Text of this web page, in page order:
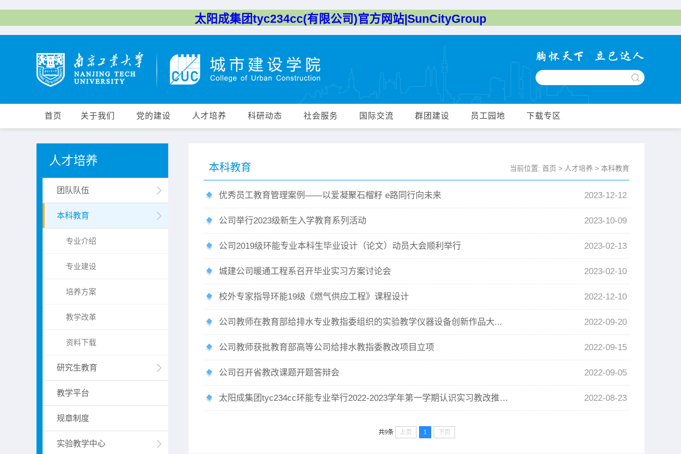
太阳成集团tyc234cc(有限公司)官方网站|SunCityGroup
首页 关于我们 党的建设 人才培养 科研动态 社会服务 国际交流 群团建设 员工园地 下载专区
人才培养
团队队伍
本科教育
专业介绍
专业建设
培养方案
教学改革
资料下载
研究生教育
教学平台
规章制度
实验教学中心
本科教育 当前位置: 首页 > 人才培养 > 本科教育
优秀员工教育管理案例——以爱凝聚石榴籽 e路同行向未来 2023-12-12
公司举行2023级新生入学教育系列活动 2023-10-09
公司2019级环能专业本科生毕业设计（论文）动员大会顺利举行 2023-02-13
城建公司暖通工程系召开毕业实习方案讨论会 2023-02-10
校外专家指导环能19级《燃气供应工程》课程设计 2022-12-10
公司教师在教育部给排水专业教指委组织的实验教学仪器设备创新作品大... 2022-09-20
公司教师获批教育部高等公司给排水教指委教改项目立项 2022-09-15
公司召开省教改课题开题答辩会 2022-09-05
太阳成集团tyc234cc环能专业举行2022-2023学年第一学期认识实习教改推进会 2022-08-23
共9条 上页 1 下页